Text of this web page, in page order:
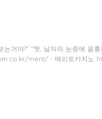
거야?" "쳇, 남자의 눈중에 음
merit/ - 메리트카지